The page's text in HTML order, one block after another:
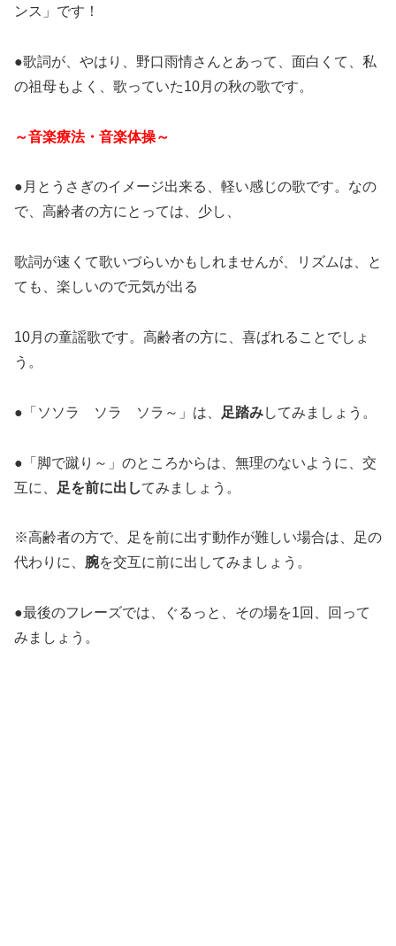
ンス」です！
●歌詞が、やはり、野口雨情さんとあって、面白くて、私
の祖母もよく、歌っていた10月の秋の歌です。
～音楽療法・音楽体操～
●月とうさぎのイメージ出来る、軽い感じの歌です。なの
で、高齢者の方にとっては、少し、
歌詞が速くて歌いづらいかもしれませんが、リズムは、と
ても、楽しいので元気が出る
10月の童謡歌です。高齢者の方に、喜ばれることでしょ
う。
●「ソソラ ソラ ソラ～」は、 足踏みしてみましょう。
●「脚で蹴り～」のところからは、無理のないように、交
互に、
足を前に出してみましょう。
※高齢者の方で、足を前に出す動作が難しい場合は、足の
代わりに、 腕を交互に前に出してみましょう。
●最後のフレーズでは、ぐるっと、その場を1回、回って
みましょう。